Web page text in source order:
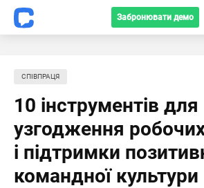
Забронювати демо
СПІВПРАЦЯ
10 інструментів для
узгодження
і підтримки
командної культури